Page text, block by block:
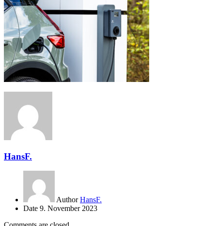
HansF.
Author HansF.
Date 9. November 2023